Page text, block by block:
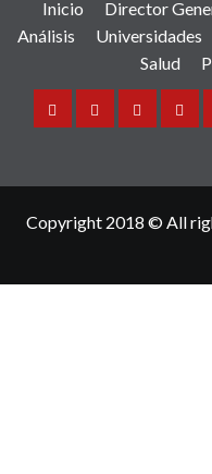
Inicio Director
Análisis
Universidades
Salud
Inicio Director
Copyright 2018 © All